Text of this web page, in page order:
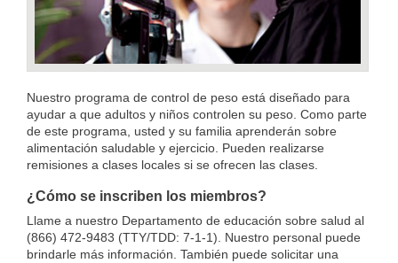
Nuestro programa de control de peso está diseñado para
ayudar a que adultos y niños controlen su peso. Como parte
de este programa, usted y su familia aprenderán sobre
alimentación saludable y ejercicio. Pueden realizarse
remisiones a clases locales si se ofrecen las clases.
¿Cómo se inscriben los miembros?
Llame a nuestro Departamento de educación sobre salud al
(866) 472-9483 (TTY/TDD: 7-1-1). Nuestro personal puede
brindarle más información. También puede solicitar una